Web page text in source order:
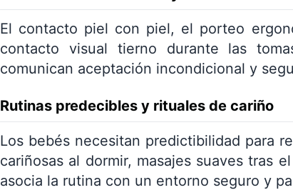
El contacto piel con piel, el porteo
contacto visual tierno durante las
comunican aceptación incondicional y
Rutinas predecibles y rituales de cariño
Los bebés necesitan predictibilidad para
cariñosas al dormir, masajes suaves tras
asocia la rutina con un entorno seguro y